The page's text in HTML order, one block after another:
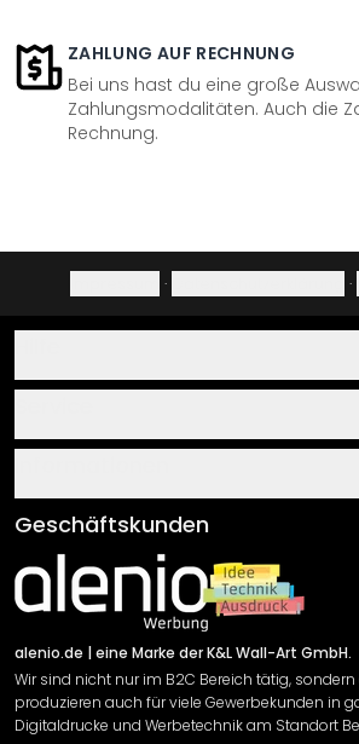
ZAHLUNG AUF RECHNUNG
Bei uns hast du eine große
Zahlungsmodalitäten. Auch die
Rechnung.
· ·
Über uns
Klebe- und Montageanleitungen
Newsletter An-/Abmeldung
Sendungsverfolgung
AGB
Impressum
Versand & Zahlung
Rücksendung
Widerrufsrecht
Datenschutzerklärung
Geschäftskunden
alenio.de | eine Marke der K&L Wall-Art GmbH.
Wir sind nicht nur im B2C Bereich tätig,
produzieren auch für viele Gewerbekunden in
Digitaldrucke und Werbetechnik am Standort